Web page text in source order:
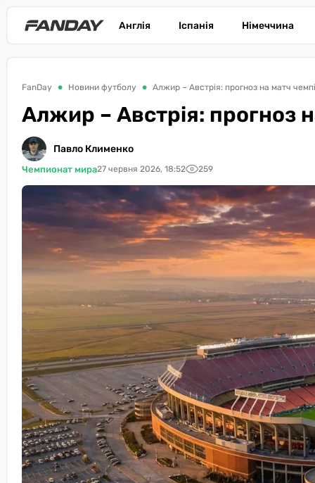
Англія Іспанія Німеччина
FanDay Новини футболу Алжир – Австрія: прогноз на матч
Алжир – Австрія: прогноз
Павло Клименко
Чемпионат мира27 червня 2026, 18:52 259